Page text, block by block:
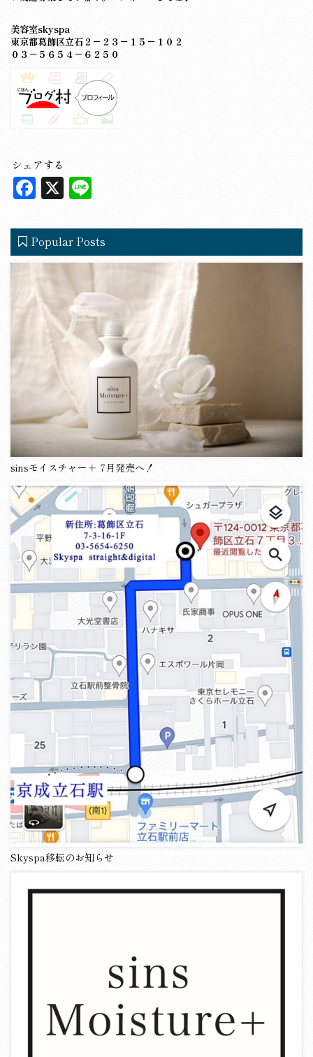
美容室skyspa
東京都葛飾区立石２－２３－１５－１０２
０３－５６５４－６２５０
シェアする
F
a
c
e
b
o
o
X
e
Popular Posts
sinsモイスチャー＋ 7月発売へ！
Skyspa移転のお知らせ